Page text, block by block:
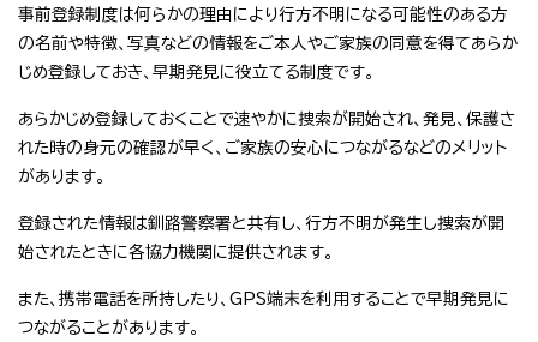
事前登録制度は何らかの理由により行方不明になる可能性のある方
の名前や特徴、写真などの情報をご本人やご家族の同意を得てあらか
じめ登録しておき、早期発見に役立てる制度です。
あらかじめ登録しておくことで速やかに捜索が開始され、発見、保護さ
れた時の身元の確認が早く、ご家族の安心につながるなどのメリット
があります。
登録された情報は釧路警察署と共有し、行方不明が発生し捜索が開
始されたときに各協力機関に提供されます。
また、携帯電話を所持したり、GPS端末を利用することで早期発見に
つながることがあります。